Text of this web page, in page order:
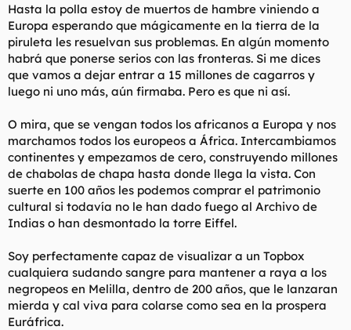
Hasta la polla estoy de muertos de hambre viniendo a
Europa esperando que mágicamente en la tierra de la
piruleta les resuelvan sus problemas. En algún momento
habrá que ponerse serios con las fronteras. Si me dices
que vamos a dejar entrar a 15 millones de cagarros y
luego ni uno más, aún firmaba. Pero es que ni así.
O mira, que se vengan todos los africanos a Europa y nos
marchamos todos los europeos a África. Intercambiamos
continentes y empezamos de cero, construyendo millones
de chabolas de chapa hasta donde llega la vista. Con
suerte en 100 años les podemos comprar el patrimonio
cultural si todavía no le han dado fuego al Archivo de
Indias o han desmontado la torre Eiffel.
Soy perfectamente capaz de visualizar a un Topbox
cualquiera sudando sangre para mantener a raya a los
negropeos en Melilla, dentro de 200 años, que le lanzaran
mierda y cal viva para colarse como sea en la prospera
Euráfrica.